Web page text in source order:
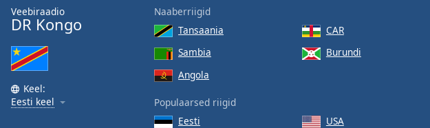
Picture-
Picture
Fullscreen
This
Veebiraadio
DR Kongo
Keel:
Eesti keel
Naaberriigid
Tansaania
CAR
Sambia
Burundi
Angola
Populaarsed riigid
Eesti
USA